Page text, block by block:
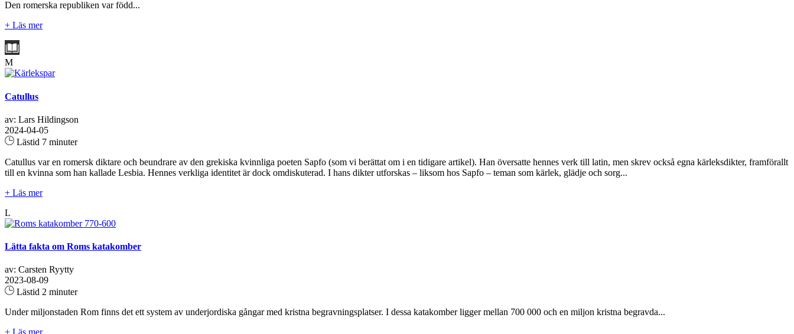
Den romerska republiken var född...
+ Läs mer
M
Catullus
av: Lars Hildingson
2024-04-05
Lästid 7 minuter
Catullus var en romersk diktare och beundrare av den grekiska kvinnliga poeten Sapfo (som vi berättat om i en tidigare artikel). Han översatte hennes verk till latin, men skrev också egna kärleksdikter, framförallt
till en kvinna som han kallade Lesbia. Hennes verkliga identitet är dock omdiskuterad. I hans dikter utforskas – liksom hos Sapfo – teman som kärlek, glädje och sorg...
+ Läs mer
L
Lätta fakta om Roms katakomber
av: Carsten Ryytty
2023-08-09
Lästid 2 minuter
Under miljonstaden Rom finns det ett system av underjordiska gångar med kristna begravningsplatser. I dessa katakomber ligger mellan 700 000 och en miljon kristna begravda...